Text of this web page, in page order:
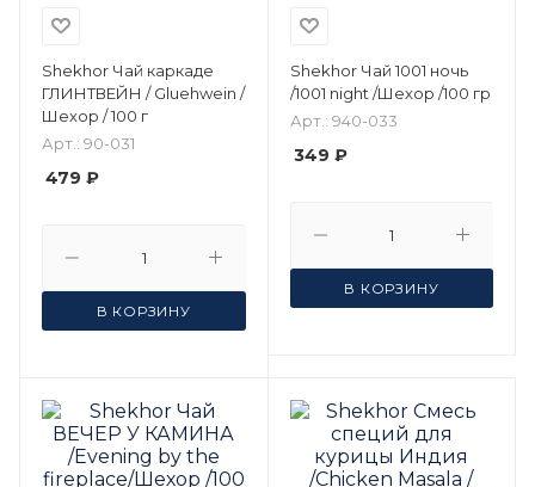
Shekhor Чай каркаде
ГЛИНТВЕЙН / Gluehwein /
Шехор / 100 г
Арт.: 90-031
479 ₽
В КОРЗИНУ
Shekhor Чай 1001 ночь
/1001 night /Шехор /100 гр
Арт.: 940-033
349 ₽
В КОРЗИНУ